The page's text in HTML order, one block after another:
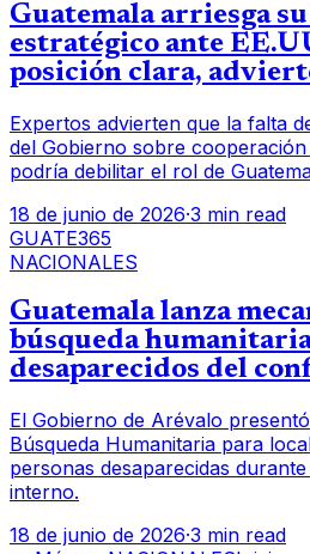
Guatemala arriesga
estratégico ante
posición clara,
Expertos advierten que la falta
del Gobierno sobre cooperación
podría debilitar el rol de
18 de junio de 2026·3 min read
GUATE365
NACIONALES
Guatemala lanza
búsqueda
desaparecidos del
El Gobierno de Arévalo
Búsqueda Humanitaria para
personas desaparecidas
interno.
18 de junio de 2026·3 min read